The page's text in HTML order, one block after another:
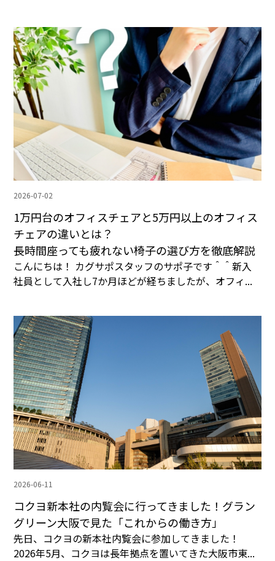
2026-07-02
1万円台のオフィスチェアと5万円以上のオフィス
チェアの違いとは？
長時間座っても疲れない椅子の選び方を徹底解説
こんにちは！ カグサポスタッフのサポ子です＾＾新入
社員として入社し7か月ほどが経ちましたが、オフィ...
2026-06-11
コクヨ新本社の内覧会に行ってきました！グラン
グリーン大阪で見た「これからの働き方」
先日、コクヨの新本社内覧会に参加してきました！
2026年5月、コクヨは長年拠点を置いてきた大阪市東...